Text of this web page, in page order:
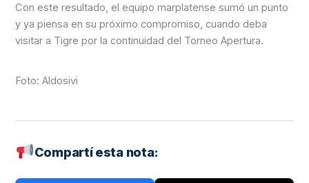
Con este resultado, el equipo marplatense sumó un punto
y ya piensa en su próximo compromiso, cuando deba
visitar a Tigre por la continuidad del Torneo Apertura.
Foto: Aldosivi
Compartí esta nota: